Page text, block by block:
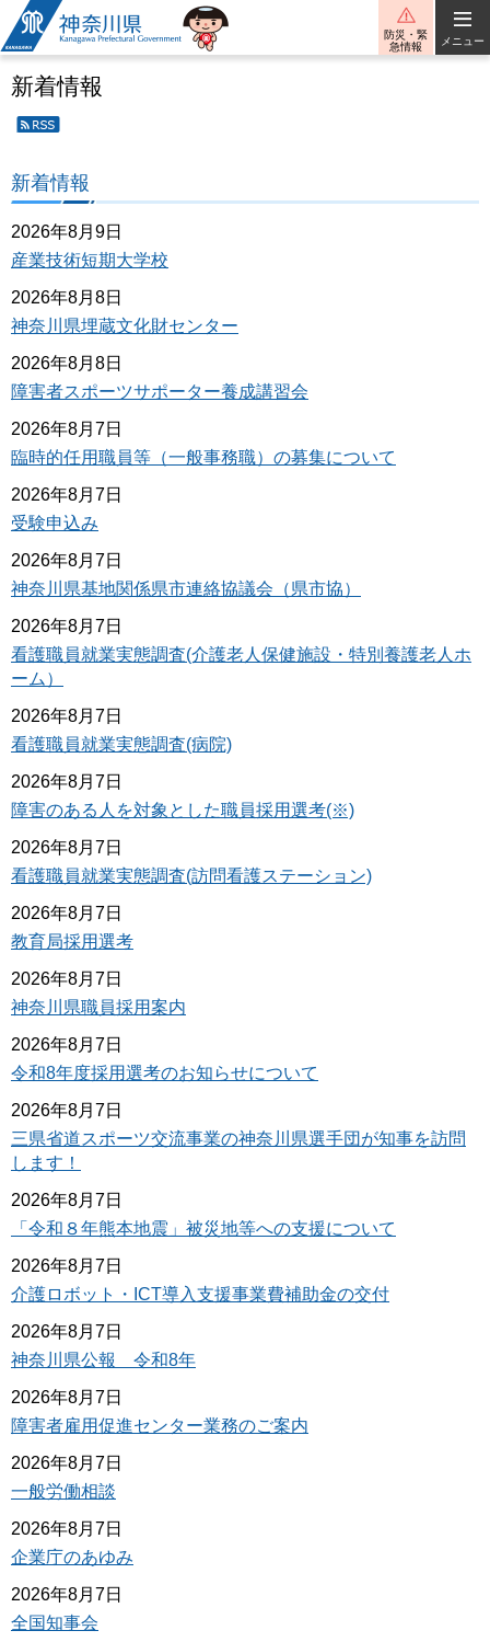
神奈川県
防災・緊
急情報
メニュー
新着情報
新着
RSS
新着情報
2026年8月9日
産業技術短期大学校
2026年8月8日
神奈川県埋蔵文化財センター
2026年8月8日
障害者スポーツサポーター養成講習会
2026年8月7日
臨時的任用職員等（一般事務職）の募集について
2026年8月7日
受験申込み
2026年8月7日
神奈川県基地関係県市連絡協議会（県市協）
2026年8月7日
看護職員就業実態調査(介護老人保健施設・特別養護老人ホ
ーム）
2026年8月7日
看護職員就業実態調査(病院)
2026年8月7日
障害のある人を対象とした職員採用選考(※)
2026年8月7日
看護職員就業実態調査(訪問看護ステーション)
2026年8月7日
教育局採用選考
2026年8月7日
神奈川県職員採用案内
2026年8月7日
令和8年度採用選考のお知らせについて
2026年8月7日
三県省道スポーツ交流事業の神奈川県選手団が知事を訪問
します！
2026年8月7日
「令和８年熊本地震」被災地等への支援について
2026年8月7日
介護ロボット・ICT導入支援事業費補助金の交付
2026年8月7日
神奈川県公報 令和8年
2026年8月7日
障害者雇用促進センター業務のご案内
2026年8月7日
一般労働相談
2026年8月7日
企業庁のあゆみ
2026年8月7日
全国知事会